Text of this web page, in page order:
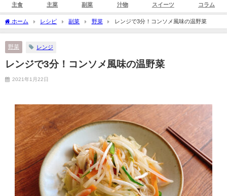
主食 主菜 副菜 汁物 スイーツ コラム
ホーム レシピ 副菜 野菜 レンジで3分！コンソメ風味の温野菜
野菜 レンジ
レンジで3分！コンソメ風味の温野菜
2021年1月22日